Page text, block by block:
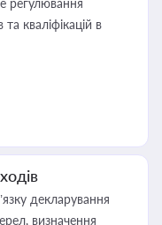
регулювання
та кваліфікацій в
декларування
визначення